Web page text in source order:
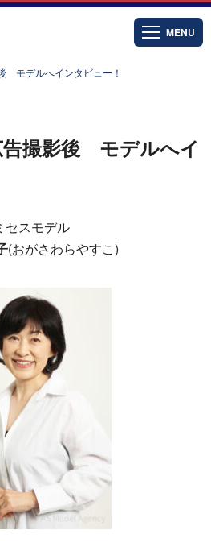
MENU
モデルへインタビュー！
撮影後 モデルへイ
セスモデル
(おがさわらやすこ)